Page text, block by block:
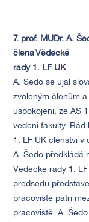
7. prof. MUDr. A.
člena Vědecké
rady 1. LF UK
A. Šedo se ujal
zvoleným členům
uspokojení, že AS
vedení fakulty. Rád
1. LF UK členství v
A. Šedo předkládá
Vědecké rady 1.
předsedu
pracoviště patří
pracoviště. A.